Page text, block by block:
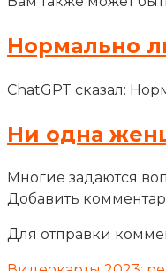
Нормально
ChatGPT сказал:
Ни одна
Многие задаются
Добавить
Для отправки